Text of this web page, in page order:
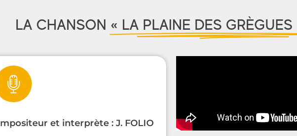
LA CHANSON « LA PLAINE DES
et interprète : J. FOLIO